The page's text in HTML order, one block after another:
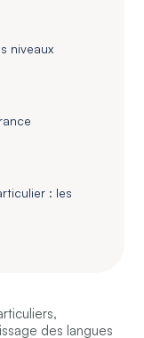
niveaux
: les
des langues